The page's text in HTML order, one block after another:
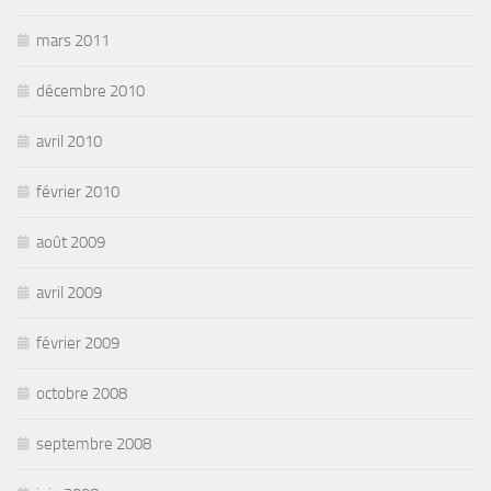
mars 2011
décembre 2010
avril 2010
février 2010
août 2009
avril 2009
février 2009
octobre 2008
septembre 2008